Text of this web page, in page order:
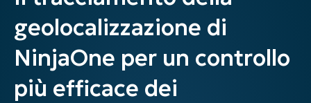
geolocalizzazione di
NinjaOne per un controllo
più efficace dei